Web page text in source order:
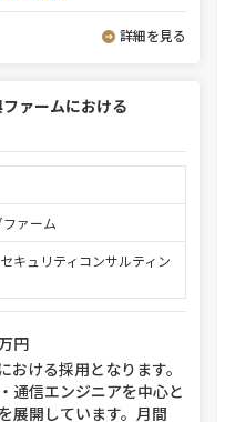
詳細を見る
ァームにおける
ァーム
キュリティコンサルティン
円
おける採用となります。
通信エンジニアを中心と
展開しています。月間